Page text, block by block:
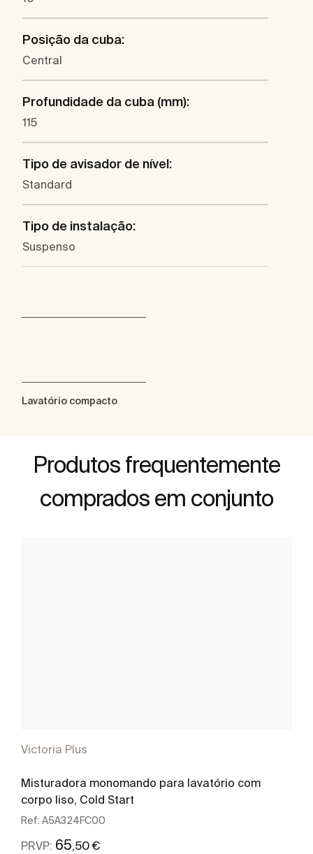
Posição da cuba:
Central
Profundidade da cuba (mm):
115
Tipo de avisador de nível:
Standard
Tipo de instalação:
Suspenso
Lavatório compacto
Produtos frequentemente
comprados em conjunto
Victoria Plus
Misturadora monomando para lavatório com
corpo liso, Cold Start
Ref: A5A324FC00
PRVP: 65,50 €